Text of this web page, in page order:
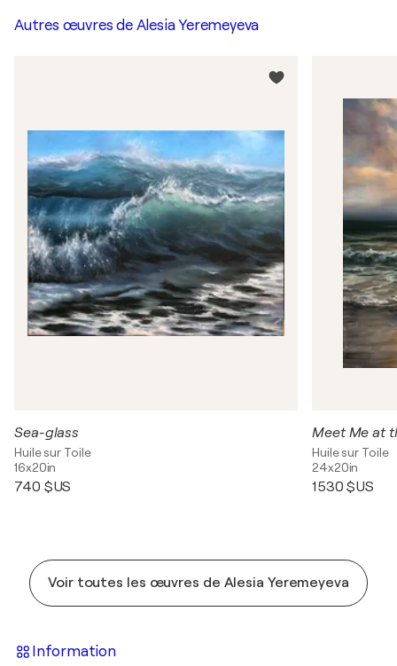
Autres œuvres de Alesia Yeremeyeva
Sea-glass
Huile sur Toile
16x20in
740 $US
Meet Me at
Huile sur Toile
24x20in
1 530 $US
Voir toutes les œuvres de Alesia Yeremeyeva
Information